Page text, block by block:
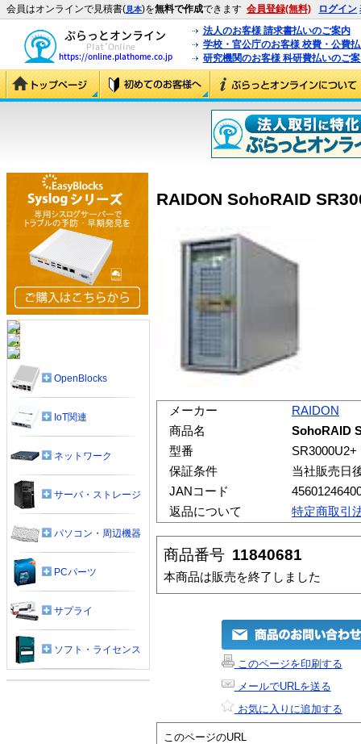
会員はオンラインで見積書(見本)を無料で作成できます 会員登録(無料) ログイン
法人のお客様 請求書払いのご案内
学校・官公庁のお客様 校費・公費
研究機関のお客様 科研費払いのご
RAIDON SohoRAID
メーカー
RAIDON
商品名
SohoRAID
型番
SR3000U2+
保証条件
当社販売日
JANコード
返品について
特定商取引
商品番号 11840681
本商品は販売を終了しました
このページを印刷する
メールでURLを送る
お気に入りに追加する
このページのURL
OpenBlocks
IoT関連
ネットワーク
サーバ・ストレージ
パソコン・周辺機器
PCパーツ
サプライ
ソフト・ライセンス